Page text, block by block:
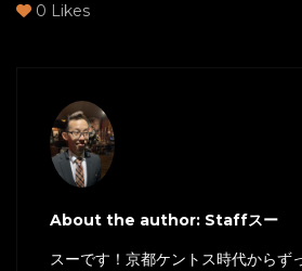
0 Likes
About the author: Staffスー
スーです！京都ケントス時代からず